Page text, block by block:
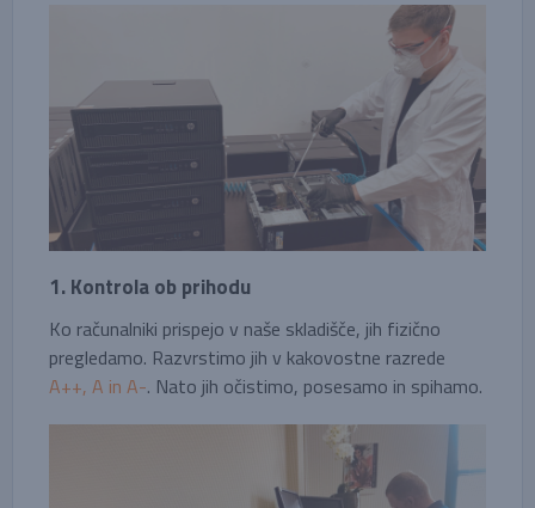
1. Kontrola ob prihodu
Ko računalniki prispejo v naše skladišče, jih fizično
pregledamo. Razvrstimo jih v kakovostne razrede
A++, A in A-. Nato jih očistimo, posesamo in spihamo.